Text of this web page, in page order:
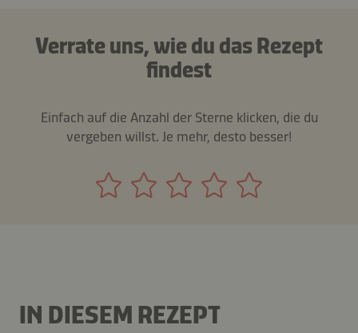
Verrate uns, wie du das Rezept
findest
Einfach auf die Anzahl der Sterne klicken, die du
vergeben willst. Je mehr, desto besser!
IN DIESEM REZEPT